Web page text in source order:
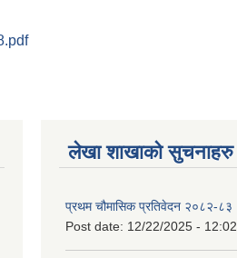
लेखा शाखाको सुचनाहरु
प्रथम चौमासिक प्रतिवेदन २०८२-८३
Post date: 12/22/2025 - 12:02